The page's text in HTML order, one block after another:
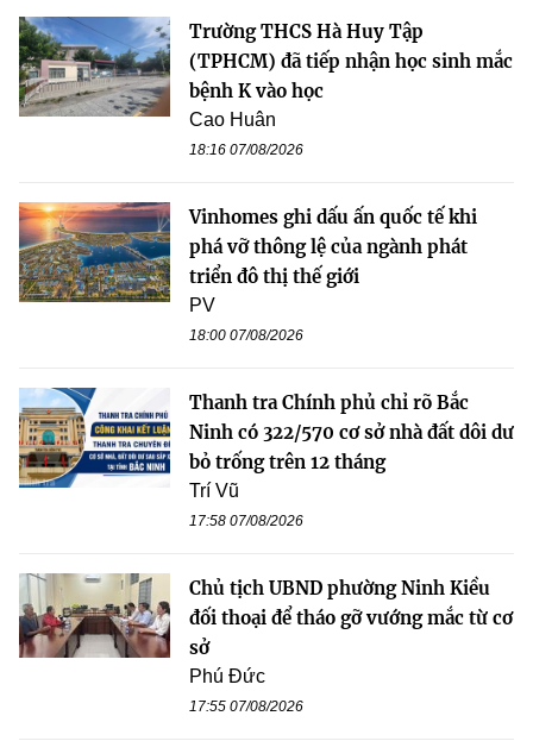
Trường THCS Hà Huy Tập
(TPHCM) đã tiếp nhận học sinh mắc
bệnh K vào học
Cao Huân
18:16 07/08/2026
Vinhomes ghi dấu ấn quốc tế khi
phá vỡ thông lệ của ngành phát
triển đô thị thế giới
PV
18:00 07/08/2026
Thanh tra Chính phủ chỉ rõ Bắc
Ninh có 322/570 cơ sở nhà đất dôi dư
bỏ trống trên 12 tháng
Trí Vũ
17:58 07/08/2026
Chủ tịch UBND phường Ninh Kiều
đối thoại để tháo gỡ vướng mắc từ cơ
sở
Phú Đức
17:55 07/08/2026